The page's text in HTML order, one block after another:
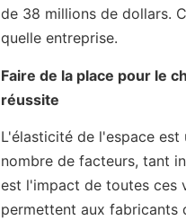
de 38 millions de dollars.
quelle entreprise.
Faire de la place pour le
réussite
L'élasticité de l'espace
nombre de facteurs, tant
est l'impact de toutes ces
permettent aux fabricants